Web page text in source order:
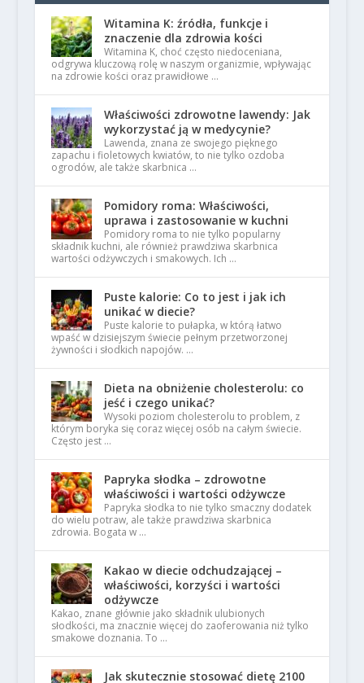
Witamina K: źródła, funkcje i
znaczenie dla zdrowia kości
Witamina K, choć często niedoceniana,
odgrywa kluczową rolę w naszym organizmie, wpływając
na zdrowie kości oraz prawidłowe …
Właściwości zdrowotne lawendy: Jak
wykorzystać ją w medycynie?
Lawenda, znana ze swojego pięknego
zapachu i fioletowych kwiatów, to nie tylko ozdoba
ogrodów, ale także skarbnica …
Pomidory roma: Właściwości,
uprawa i zastosowanie w kuchni
Pomidory roma to nie tylko popularny
składnik kuchni, ale również prawdziwa skarbnica
wartości odżywczych i smakowych. Ich …
Puste kalorie: Co to jest i jak ich
unikać w diecie?
Puste kalorie to pułapka, w którą łatwo
wpaść w dzisiejszym świecie pełnym przetworzonej
żywności i słodkich napojów. …
Dieta na obniżenie cholesterolu: co
jeść i czego unikać?
Wysoki poziom cholesterolu to problem, z
którym boryka się coraz więcej osób na całym świecie.
Często jest …
Papryka słodka – zdrowotne
właściwości i wartości odżywcze
Papryka słodka to nie tylko smaczny dodatek
do wielu potraw, ale także prawdziwa skarbnica
zdrowia. Bogata w …
Kakao w diecie odchudzającej –
właściwości, korzyści i wartości
odżywcze
Kakao, znane głównie jako składnik ulubionych
słodkości, ma znacznie więcej do zaoferowania niż tylko
smakowe doznania. To …
Jak skutecznie stosować dietę 2100